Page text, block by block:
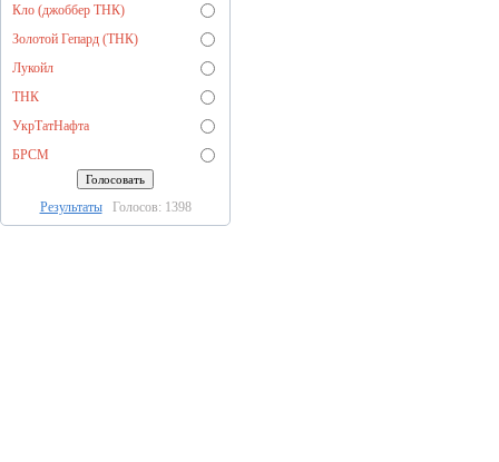
Кло (джоббер ТНК)
Золотой Гепард (ТНК)
Лукойл
ТНК
УкрТатНафта
БРСМ
РезультатыГолосов: 1398